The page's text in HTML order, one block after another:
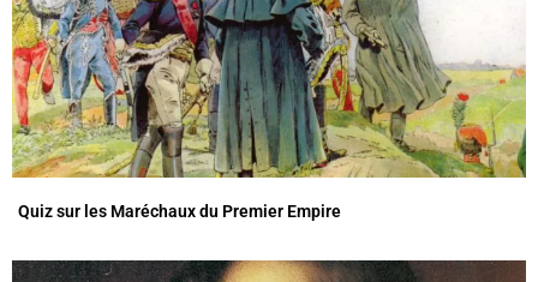
Quiz sur les Maréchaux du Premier Empire